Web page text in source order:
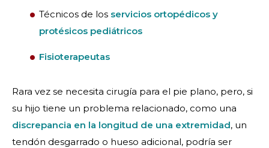
Técnicos de los servicios ortopédicos y
protésicos pediátricos
Fisioterapeutas
Rara vez se necesita cirugía para el pie plano, pero, si
su hijo tiene un problema relacionado, como una
discrepancia en la longitud de una extremidad, un
tendón desgarrado o hueso adicional, podría ser